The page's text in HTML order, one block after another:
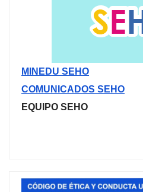
MINEDU SEHO
COMUNICADOS SEHO
EQUIPO SEHO